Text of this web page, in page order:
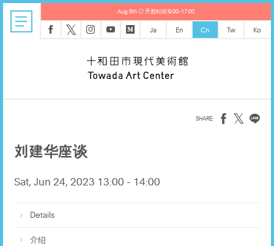
Aug 6th ◎ 开放时间：9:00-17:00
𝕏 Ja En Cn Tw Ko
𝕏
刘建华座谈
Sat, Jun 24, 2023 13:00 - 14:00
Details
介绍